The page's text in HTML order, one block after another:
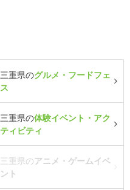
三重県のグルメ・フードフェ
ス
三重県の体験イベント・アク
ティビティ
三重県のアニメ・ゲームイベ
ント